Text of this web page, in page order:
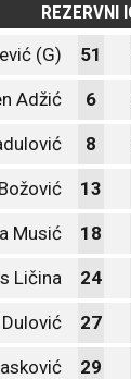
REZERVNI
(G) 51
Adžić 6
8
13
Musić 18
Ličina 24
27
29